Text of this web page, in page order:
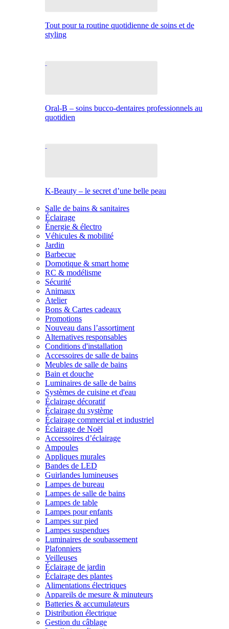
Tout pour ta routine quotidienne de soins et de
styling
Oral-B – soins bucco-dentaires professionnels au
quotidien
K-Beauty – le secret d’une belle peau
Salle de bains & sanitaires
Éclairage
Énergie & électro
Véhicules & mobilité
Jardin
Barbecue
Domotique & smart home
RC & modélisme
Sécurité
Animaux
Atelier
Bons & Cartes cadeaux
Promotions
Nouveau dans l’assortiment
Alternatives responsables
Conditions d'installation
Accessoires de salle de bains
Meubles de salle de bains
Bain et douche
Luminaires de salle de bains
Systèmes de cuisine et d'eau
Éclairage décoratif
Éclairage du système
Éclairage commercial et industriel
Éclairage de Noël
Accessoires d’éclairage
Ampoules
Appliques murales
Bandes de LED
Guirlandes lumineuses
Lampes de bureau
Lampes de salle de bains
Lampes de table
Lampes pour enfants
Lampes sur pied
Lampes suspendues
Luminaires de soubassement
Plafonniers
Veilleuses
Éclairage de jardin
Éclairage des plantes
Alimentations électriques
Appareils de mesure & minuteurs
Batteries & accumulateurs
Distribution électrique
Gestion du câblage